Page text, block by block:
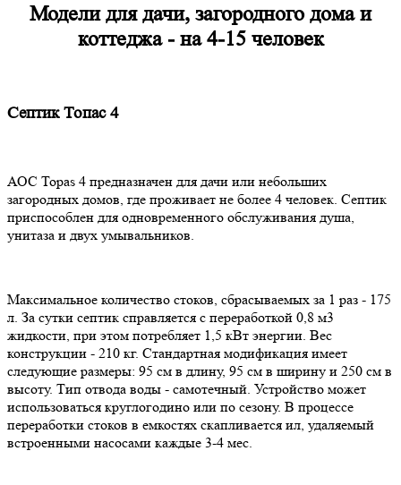
Модели для дачи, загородного дома и
коттеджа - на 4-15 человек
Септик Топас 4
АОС Topas 4 предназначен для дачи или небольших
загородных домов, где проживает не более 4 человек. Септик
приспособлен для одновременного обслуживания душа,
унитаза и двух умывальников.
Максимальное количество стоков, сбрасываемых за 1 раз - 175
л. За сутки септик справляется с переработкой 0,8 м3
жидкости, при этом потребляет 1,5 кВт энергии. Вес
конструкции - 210 кг. Стандартная модификация имеет
следующие размеры: 95 см в длину, 95 см в ширину и 250 см в
высоту. Тип отвода воды - самотечный. Устройство может
использоваться круглогодино или по сезону. В процессе
переработки стоков в емкостях скапливается ил, удаляемый
встроенными насосами каждые 3-4 мес.